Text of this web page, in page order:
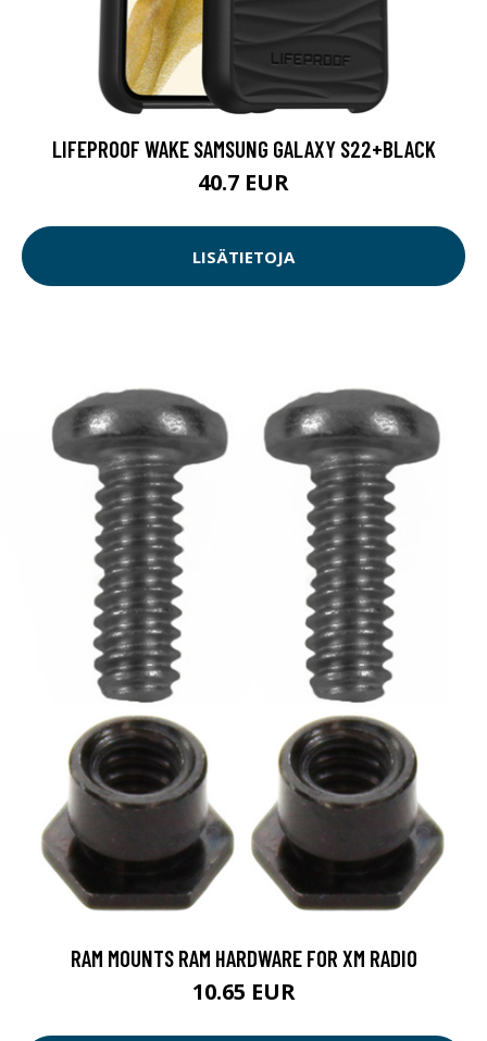
LIFEPROOF WAKE SAMSUNG GALAXY S22+BLACK
40.7 EUR
LISÄTIETOJA
RAM MOUNTS RAM HARDWARE FOR XM RADIO
10.65 EUR